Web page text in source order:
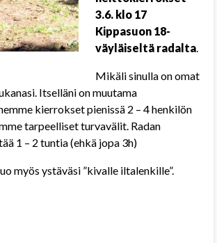
3.6. klo 17
Kippasuon 18-
väyläiseltä radalta.
Mikäli sinulla on omat
Itselläni on muutama
kierrokset pienissä 2 – 4 henkilön
tarpeelliset turvavälit. Radan
1 – 2 tuntia (ehkä jopa 3h)
myös ystäväsi ”kivalle iltalenkille”.